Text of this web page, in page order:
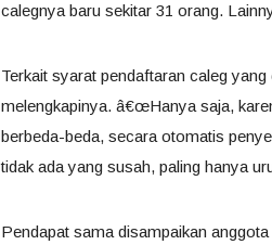
calegnya baru sekitar 31 orang.
Terkait syarat pendaftaran caleg
melengkapinya. â€œHanya saja,
berbeda-beda, secara otomatis
tidak ada yang susah, paling hanya
Pendapat sama disampaikan